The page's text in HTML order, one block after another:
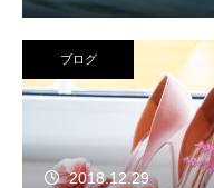
ブログ
2018.12.29